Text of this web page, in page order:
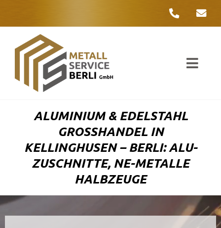
ALUMINIUM & EDELSTAHL
GROSSHANDEL IN K
ELLINGHUSEN – BERLI: ALU-Z
USCHNITTE, NE-METALLE H
ALBZEUGE